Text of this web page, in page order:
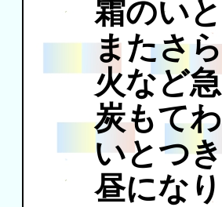
霜のいと
またさら
火など急
炭もてわ
いとつき
昼になり